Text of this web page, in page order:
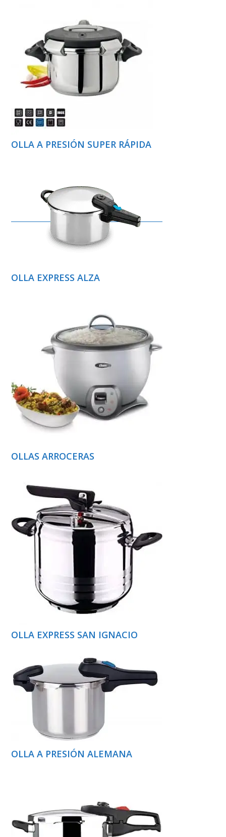
OLLA A PRESIÓN SUPER RÁPIDA
OLLA EXPRESS ALZA
OLLAS ARROCERAS
OLLA EXPRESS SAN IGNACIO
OLLA A PRESIÓN ALEMANA